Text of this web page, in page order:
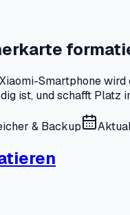
Smartphone
ist, und schafft Platz
& Backup